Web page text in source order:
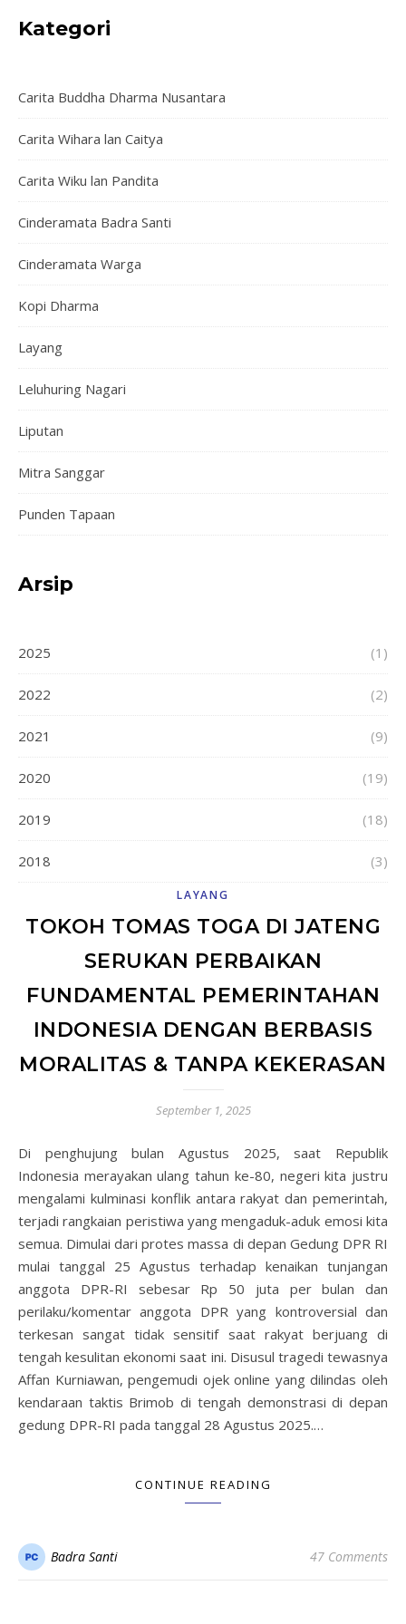
Kategori
Carita Buddha Dharma Nusantara
Carita Wihara lan Caitya
Carita Wiku lan Pandita
Cinderamata Badra Santi
Cinderamata Warga
Kopi Dharma
Layang
Leluhuring Nagari
Liputan
Mitra Sanggar
Punden Tapaan
Arsip
2025 (1)
2022 (2)
2021 (9)
2020 (19)
2019 (18)
2018 (3)
LAYANG
TOKOH TOMAS TOGA DI JATENG
SERUKAN PERBAIKAN
FUNDAMENTAL PEMERINTAHAN
INDONESIA DENGAN BERBASIS
MORALITAS & TANPA KEKERASAN
September 1, 2025
Di penghujung bulan Agustus 2025, saat Republik
Indonesia merayakan ulang tahun ke-80, negeri kita justru
mengalami kulminasi konflik antara rakyat dan pemerintah,
terjadi rangkaian peristiwa yang mengaduk-aduk emosi kita
semua. Dimulai dari protes massa di depan Gedung DPR RI
mulai tanggal 25 Agustus terhadap kenaikan tunjangan
anggota DPR-RI sebesar Rp 50 juta per bulan dan
perilaku/komentar anggota DPR yang kontroversial dan
terkesan sangat tidak sensitif saat rakyat berjuang di
tengah kesulitan ekonomi saat ini. Disusul tragedi tewasnya
Affan Kurniawan, pengemudi ojek online yang dilindas oleh
kendaraan taktis Brimob di tengah demonstrasi di depan
gedung DPR-RI pada tanggal 28 Agustus 2025.…
CONTINUE READING
Badra Santi 47 Comments